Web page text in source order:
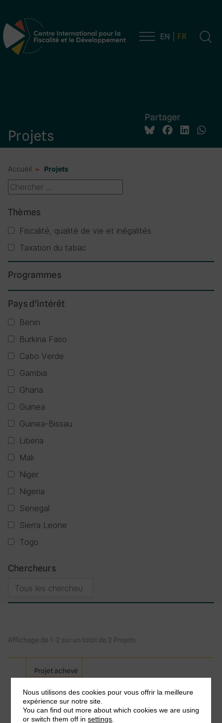
Navigation principale EN FR
Projets
Partager
Accueil Projets
Thèmes
Fiscalité, qualité de vie et inégalités
Taxation du tabac
Programmes
Pays d'intérêt
Benin
Burkina Faso
Cabo Verde
Gambia
Ghana
Guinea
Guinea-Bissau
Liberia
Mali
Niger
Nigeria
Senegal
Sierra Leone
Togo
Chercheurs
Affichage de 1-2 sur un total de 2 Projets
Projet achevé
Réformes des taxes sur le tabac en
Afrique de l’Ouest
Prof Corné van Walbeek, REEP, Dr Hana Ross, REEP,
Nous utilisons des cookies pour vous offrir la meilleure
expérience sur notre site.
You can find out more about which cookies we are using
or switch them off insettings